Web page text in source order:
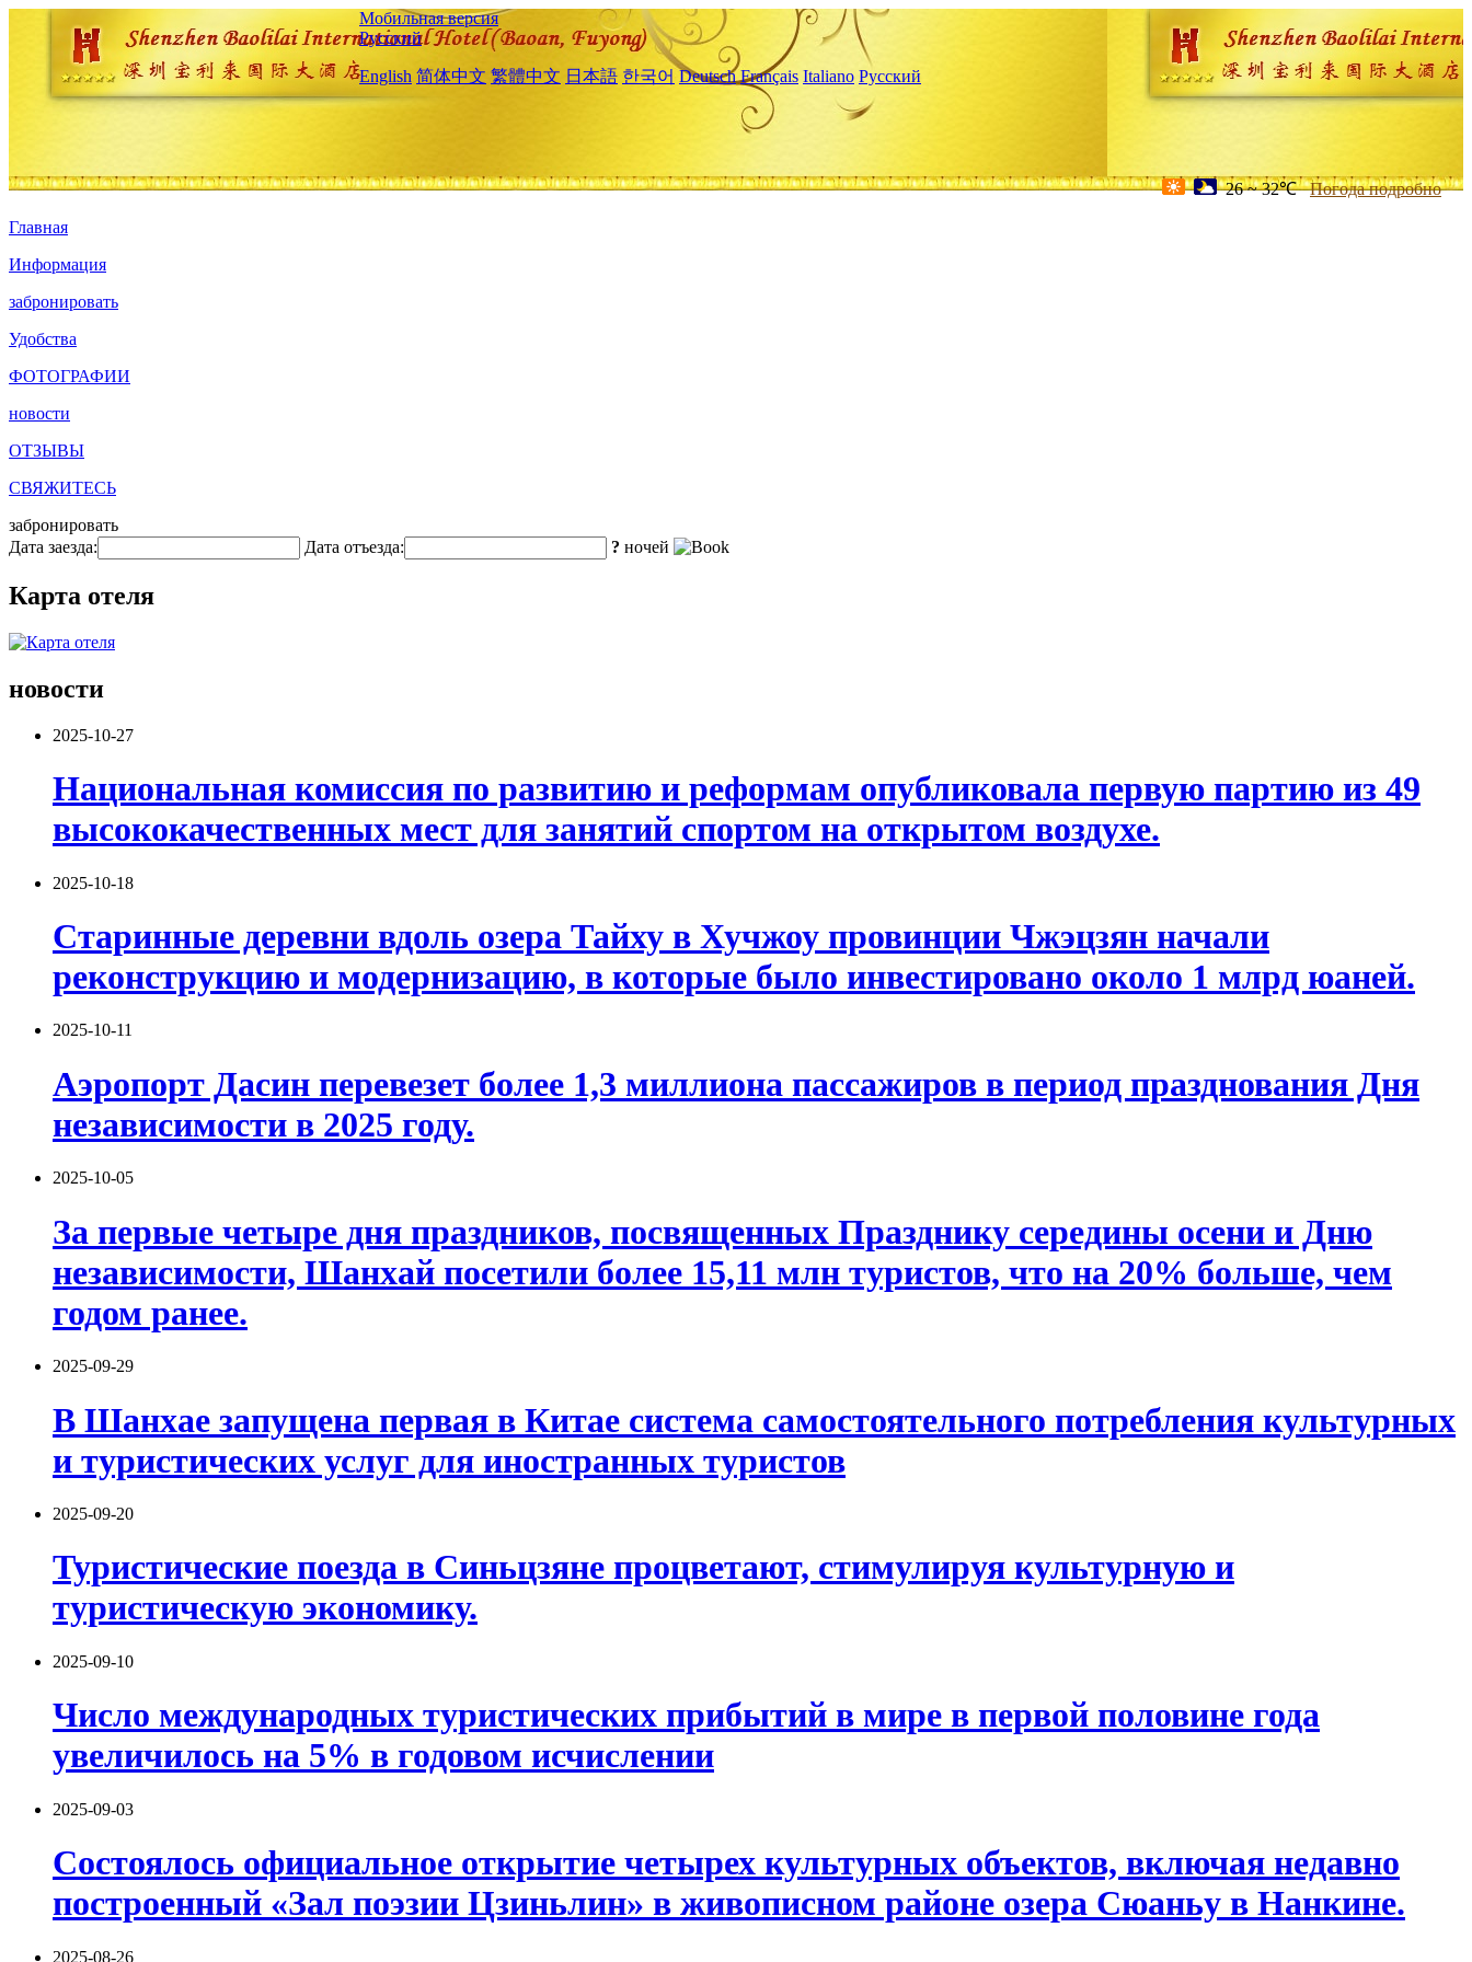
Мобильная версия
Русский
English 简体中文 繁體中文 日本語 한국어 Deutsch Français Italiano Русский
26 ~ 32℃ Погода подробно
Главная
Информация
забронировать
Удобства
ФОТОГРАФИИ
новости
ОТЗЫВЫ
СВЯЖИТЕСЬ
забронировать
Дата заезда:
Дата отъезда: ? ночей
Карта отеля
новости
2025-10-27
Национальная комиссия по развитию и реформам опубликовала первую партию из 49
высококачественных мест для занятий спортом на открытом воздухе.
2025-10-18
Старинные деревни вдоль озера Тайху в Хучжоу провинции Чжэцзян начали
реконструкцию и модернизацию, в которые было инвестировано около 1 млрд юаней.
2025-10-11
Аэропорт Дасин перевезет более 1,3 миллиона пассажиров в период празднования Дня
независимости в 2025 году.
2025-10-05
За первые четыре дня праздников, посвященных Празднику середины осени и Дню
независимости, Шанхай посетили более 15,11 млн туристов, что на 20% больше, чем
годом ранее.
2025-09-29
В Шанхае запущена первая в Китае система самостоятельного потребления культурных
и туристических услуг для иностранных туристов
2025-09-20
Туристические поезда в Синьцзяне процветают, стимулируя культурную и
туристическую экономику.
2025-09-10
Число международных туристических прибытий в мире в первой половине года
увеличилось на 5% в годовом исчислении
2025-09-03
Состоялось официальное открытие четырех культурных объектов, включая недавно
построенный «Зал поэзии Цзиньлин» в живописном районе озера Сюаньу в Нанкине.
2025-08-26